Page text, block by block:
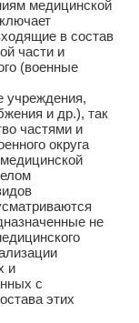
медицинской
в состав
части и
(военные
учреждения,
и др.), так
частями и
округа
не
и
с
этих